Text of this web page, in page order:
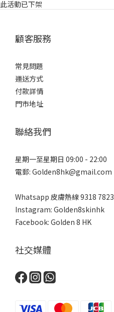
此活動已下架
顧客服務
常見問題
運送方式
付款詳情
門市地址
聯絡我們
星期一至星期日 09:00 - 22:00
電郵: Golden8hk@gmail.com
Whatsapp 皮膚熱線9318 7823
Instagram: Golden8skinhk
Facebook: Golden 8 HK
社交媒體